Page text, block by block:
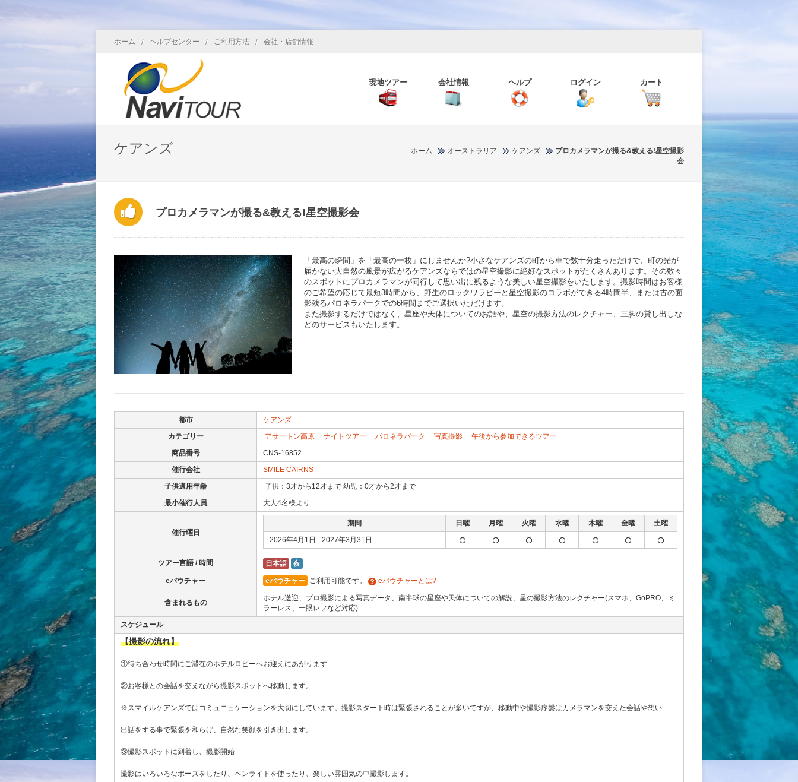
ホーム / ヘルプセンター / ご利用方法 / 会社・店舗情報
現地ツアー 会社情報 ヘルプ ログイン カート
ケアンズ ホーム オーストラリア ケアンズ
プロカメラマンが撮る&教える!星空撮影
会
プロカメラマンが撮る&教える!星空撮影会
「最高の瞬間」を「最高の一枚」にしませんか?小さなケアンズの町から車で数十分走っただけで、町の光が
届かない大自然の風景が広がるケアンズならではの星空撮影に絶好なスポットがたくさんあります。その数々
のスポットにプロカメラマンが同行して思い出に残るような美しい星空撮影をいたします。撮影時間はお客様
のご希望の応じて最短3時間から、野生のロックワラビーと星空撮影のコラボができる4時間半、または古の面
影残るパロネラパークでの6時間までご選択いただけます。
また撮影するだけではなく、星座や天体についてのお話や、星空の撮影方法のレクチャー、三脚の貸し出しな
どのサービスもいたします。
都市
ケアンズ
カテゴリー
アサートン高原 ナイトツアー パロネラパーク 写真撮影
午後から参加できるツアー
商品番号
CNS-16852
催行会社
SMILE CAIRNS
子供適用年齢
子供：3才から12才まで 幼児：0才から2才まで
最小催行人員
大人4名様より
催行曜日
期間 日曜 月曜 火曜 水曜 木曜 金曜
土曜
2026年4月1日 - 2027年3月31日
ツアー言語 / 時間 日本語 夜
eバウチャー eバウチャー ご利用可能です。 eバウチャーとは?
含まれるもの
ホテル送迎、プロ撮影による写真データ、南半球の星座や天体についての解説、星の撮影方法のレクチャー(スマホ、GoPRO、ミ
ラーレス、一眼レフなど対応)
スケジュール
【撮影の流れ】
①待ち合わせ時間にご滞在のホテルロビーへお迎えにあがります
②お客様との会話を交えながら撮影スポットへ移動します。
※スマイルケアンズではコミュニュケーションを大切にしています。撮影スタート時は緊張されることが多いですが、移動中や撮影序盤はカメラマンを交えた会話や想い
出話をする事で緊張を和らげ、自然な笑顔を引き出します。
③撮影スポットに到着し、撮影開始
撮影はいろいろなポーズをしたり、ペンライトを使ったり、楽しい雰囲気の中撮影します。